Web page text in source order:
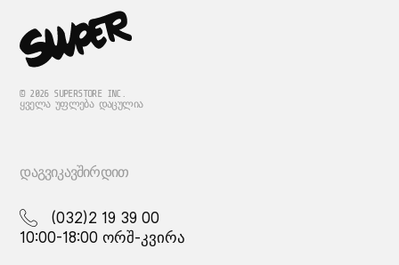
© 2026 SUPERSTORE INC.
ᲧᲕᲔᲚᲐ ᲣᲤᲚᲔᲑᲐ ᲓᲐᲪᲣᲚᲘᲐ
ᲓᲐᲒᲕᲘᲙᲐᲕᲨᲘᲠᲓᲘᲗ
(032)2 19 39 00
10:00-18:00 ორშ-კვირა